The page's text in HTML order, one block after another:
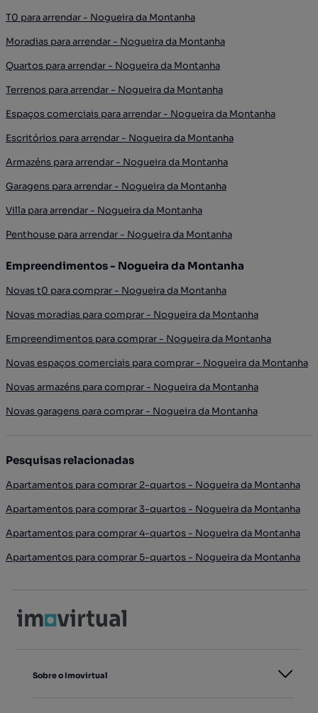
T0 para arrendar - Nogueira da Montanha
Moradias para arrendar - Nogueira da Montanha
Quartos para arrendar - Nogueira da Montanha
Terrenos para arrendar - Nogueira da Montanha
Espaços comerciais para arrendar - Nogueira da Montanha
Escritórios para arrendar - Nogueira da Montanha
Armazéns para arrendar - Nogueira da Montanha
Garagens para arrendar - Nogueira da Montanha
Villa para arrendar - Nogueira da Montanha
Penthouse para arrendar - Nogueira da Montanha
Empreendimentos - Nogueira da Montanha
Novas t0 para comprar - Nogueira da Montanha
Novas moradias para comprar - Nogueira da Montanha
Empreendimentos para comprar - Nogueira da Montanha
Novas espaços comerciais para comprar - Nogueira da Montanha
Novas armazéns para comprar - Nogueira da Montanha
Novas garagens para comprar - Nogueira da Montanha
Pesquisas relacionadas
Apartamentos para comprar 2-quartos - Nogueira da Montanha
Apartamentos para comprar 3-quartos - Nogueira da Montanha
Apartamentos para comprar 4-quartos - Nogueira da Montanha
Apartamentos para comprar 5-quartos - Nogueira da Montanha
Sobre o Imovirtual